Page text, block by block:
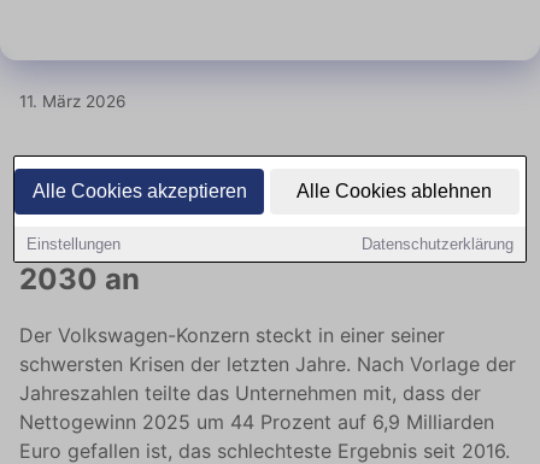
Alle Cookies akzeptieren Alle Cookies ablehnen
Einstellungen Datenschutzerklärung
11. März 2026
Volkswagen kündigt Abbau von
50.000 Stellen in Deutschland bis
2030 an
Der Volkswagen-Konzern steckt in einer seiner
schwersten Krisen der letzten Jahre. Nach Vorlage der
Jahreszahlen teilte das Unternehmen mit, dass der
Nettogewinn 2025 um 44 Prozent auf 6,9 Milliarden
Euro gefallen ist, das schlechteste Ergebnis seit 2016.